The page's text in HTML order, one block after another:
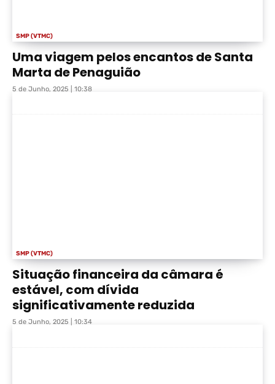
SMP (VTMC)
Uma viagem pelos encantos de Santa
Marta de Penaguião
5 de Junho, 2025 | 10:38
SMP (VTMC)
Situação financeira da câmara é
estável, com dívida
significativamente reduzida
5 de Junho, 2025 | 10:34